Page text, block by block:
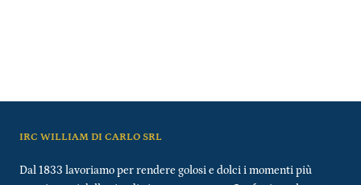
IRC WILLIAM DI CARLO SRL
Dal 1833 lavoriamo per rendere golosi e dolci i momenti più